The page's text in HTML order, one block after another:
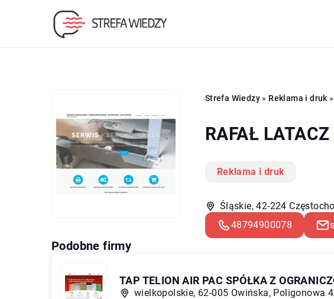
Strefa Wiedzy» Reklama i druk »
RAFAŁ
Reklama i druk
Śląskie, 42-224
48794900078
Podobne firmy
TAP TELION AIR PAC SPÓŁKA Z
wielkopolskie, 62-005 Owińska, Poligonowa